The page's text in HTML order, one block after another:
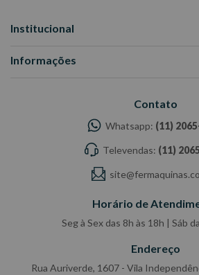
Institucional
Informações
Contato
Whatsapp: (11)
Televendas: (11)
Horário de
Seg à Sex das 8h às 18h | Sáb
Endereço
Rua Auriverde, 1607 - Vila